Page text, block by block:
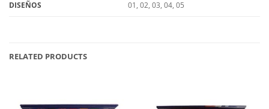
DISEÑOS 01, 02, 03, 04, 05
RELATED PRODUCTS